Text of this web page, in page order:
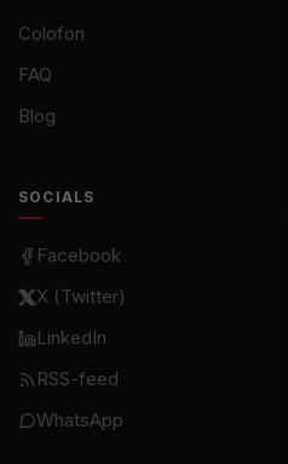
Colofon
FAQ
Blog
SOCIALS
Facebook
X (Twitter)
LinkedIn
RSS-feed
WhatsApp